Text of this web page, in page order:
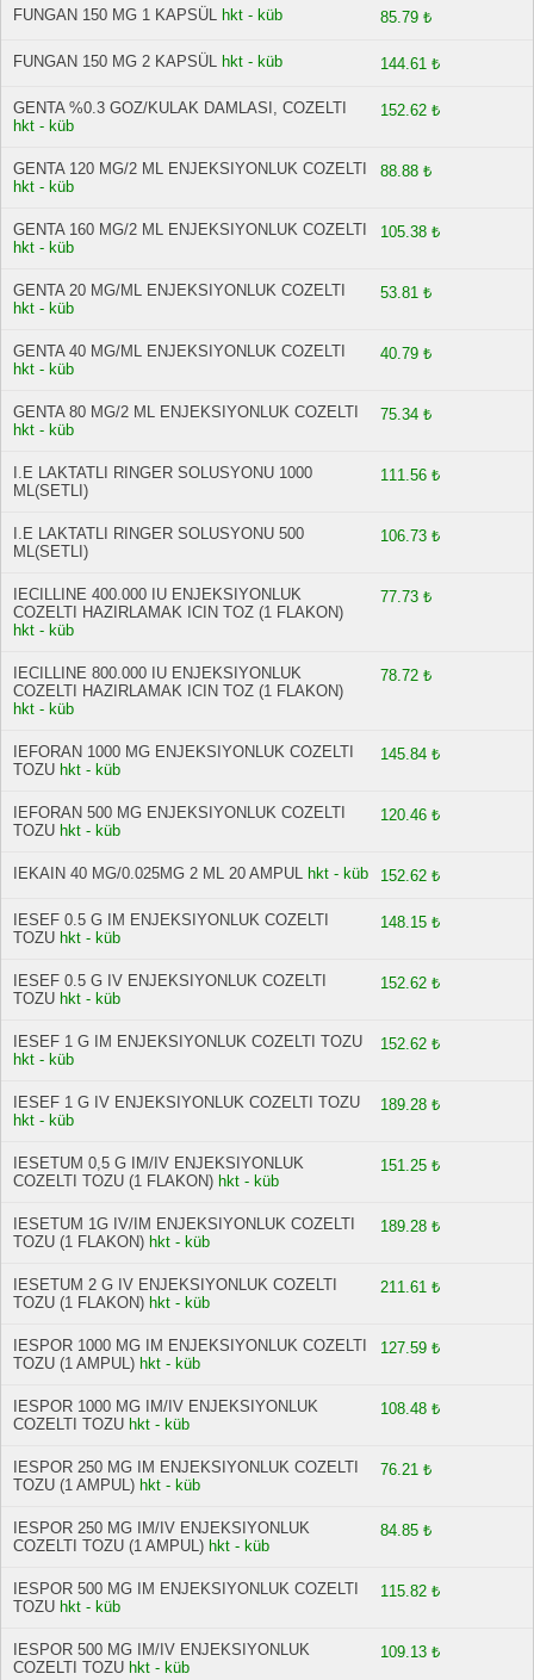
FUNGAN 150 MG 1 KAPSÜL hkt - küb 85.79 ₺
FUNGAN 150 MG 2 KAPSÜL hkt - küb 144.61 ₺
GENTA %0.3 GOZ/KULAK DAMLASI, COZELTI
hkt - küb
152.62 ₺
GENTA 120 MG/2 ML ENJEKSIYONLUK COZELTI
hkt - küb
88.88 ₺
GENTA 160 MG/2 ML ENJEKSIYONLUK COZELTI
hkt - küb
105.38 ₺
GENTA 20 MG/ML ENJEKSIYONLUK COZELTI
hkt - küb
53.81 ₺
GENTA 40 MG/ML ENJEKSIYONLUK COZELTI
hkt - küb
40.79 ₺
GENTA 80 MG/2 ML ENJEKSIYONLUK COZELTI
hkt - küb
75.34 ₺
I.E LAKTATLI RINGER SOLUSYONU 1000
ML(SETLI)
111.56 ₺
I.E LAKTATLI RINGER SOLUSYONU 500
ML(SETLI)
106.73 ₺
IECILLINE 400.000 IU ENJEKSIYONLUK
COZELTI HAZIRLAMAK ICIN TOZ (1 FLAKON)
hkt - küb
77.73 ₺
IECILLINE 800.000 IU ENJEKSIYONLUK
COZELTI HAZIRLAMAK ICIN TOZ (1 FLAKON)
hkt - küb
78.72 ₺
IEFORAN 1000 MG ENJEKSIYONLUK COZELTI
TOZU hkt - küb
145.84 ₺
IEFORAN 500 MG ENJEKSIYONLUK COZELTI
TOZU hkt - küb
120.46 ₺
IEKAIN 40 MG/0.025MG 2 ML 20 AMPUL hkt - küb 152.62 ₺
IESEF 0.5 G IM ENJEKSIYONLUK COZELTI
TOZU hkt - küb
148.15 ₺
IESEF 0.5 G IV ENJEKSIYONLUK COZELTI
TOZU hkt - küb
152.62 ₺
IESEF 1 G IM ENJEKSIYONLUK COZELTI TOZU
hkt - küb
152.62 ₺
IESEF 1 G IV ENJEKSIYONLUK COZELTI TOZU
hkt - küb
189.28 ₺
IESETUM 0,5 G IM/IV ENJEKSIYONLUK
COZELTI TOZU (1 FLAKON) hkt - küb
151.25 ₺
IESETUM 1G IV/IM ENJEKSIYONLUK COZELTI
TOZU (1 FLAKON) hkt - küb
189.28 ₺
IESETUM 2 G IV ENJEKSIYONLUK COZELTI
TOZU (1 FLAKON) hkt - küb
211.61 ₺
IESPOR 1000 MG IM ENJEKSIYONLUK COZELTI
TOZU (1 AMPUL) hkt - küb
127.59 ₺
IESPOR 1000 MG IM/IV ENJEKSIYONLUK
COZELTI TOZU hkt - küb
108.48 ₺
IESPOR 250 MG IM ENJEKSIYONLUK COZELTI
TOZU (1 AMPUL) hkt - küb
76.21 ₺
IESPOR 250 MG IM/IV ENJEKSIYONLUK
COZELTI TOZU (1 AMPUL) hkt - küb
84.85 ₺
IESPOR 500 MG IM ENJEKSIYONLUK COZELTI
TOZU hkt - küb
115.82 ₺
IESPOR 500 MG IM/IV ENJEKSIYONLUK
COZELTI TOZU hkt - küb
109.13 ₺